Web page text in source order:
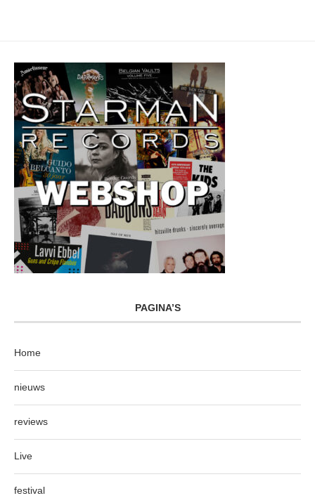
PAGINA’S
Home
nieuws
reviews
Live
festival